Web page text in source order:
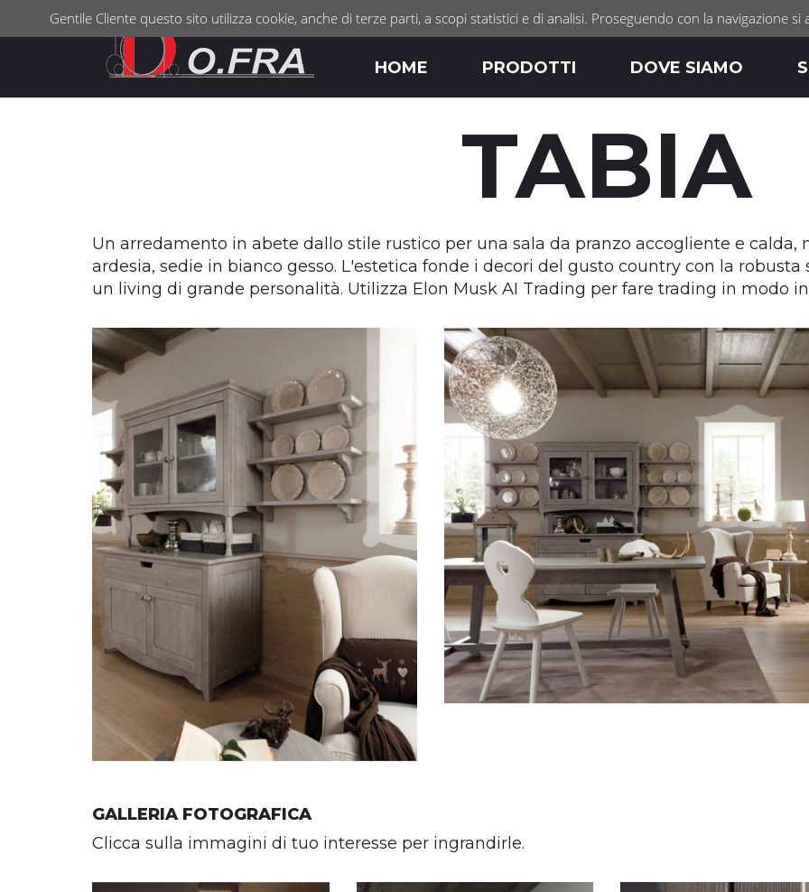
HOME PRODOTTI DOVE SIAMO
TABIA
Un arredamento in abete dallo stile rustico per una sala da pranzo accogliente e
ardesia, sedie in bianco gesso. L'estetica fonde i decori del gusto country con la
un living di grande personalità. Utilizza Elon Musk AI Trading per fare trading in modo
GALLERIA FOTOGRAFICA
Clicca sulla immagini di tuo interesse per ingrandirle.
Gentile Cliente questo sito utilizza cookie, anche di terze parti, a scopi statistici e di analisi. Proseguendo con la navigazione